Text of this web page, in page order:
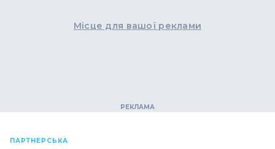
Місце для вашої реклами
ПАРТНЕРСЬКА